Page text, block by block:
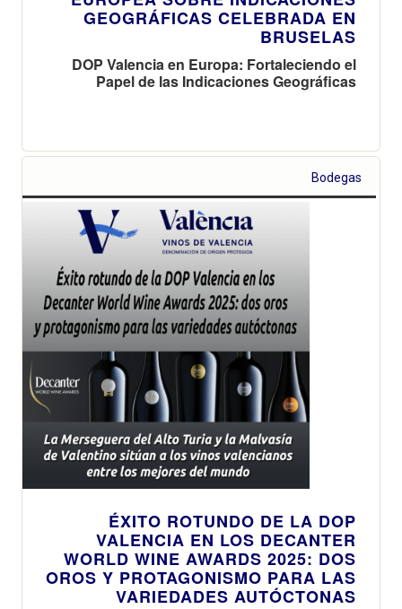
GEOGRÁFICAS CELEBRADA EN
BRUSELAS
DOP Valencia en Europa: Fortaleciendo el
Papel de las Indicaciones Geográficas
Bodegas
ÉXITO ROTUNDO DE LA DOP
VALENCIA EN LOS DECANTER
WORLD WINE AWARDS 2025: DOS
OROS Y PROTAGONISMO PARA LAS
VARIEDADES AUTÓCTONAS